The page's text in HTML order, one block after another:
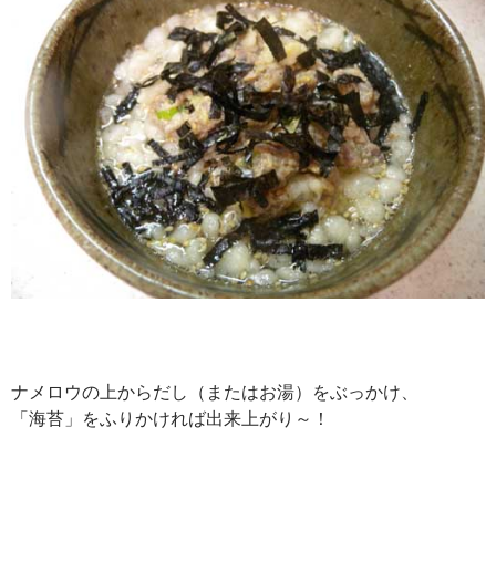
ナメロウの上からだし（またはお湯）をぶっかけ、
「海苔」をふりかければ出来上がり～！